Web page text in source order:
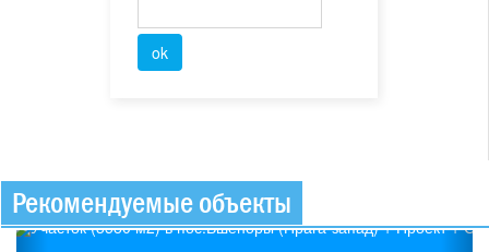
Рекомендуемые объекты
Previous